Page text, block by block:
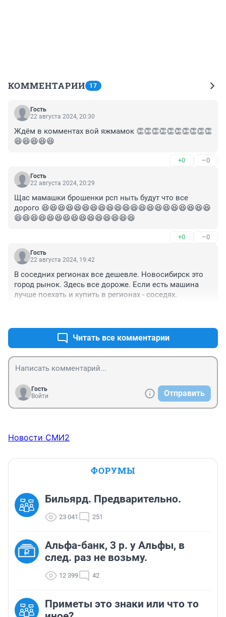
КОММЕНТАРИИ 17
Гость
22 августа 2024, 20:30
Ждём в комментах вой яжмамок 👏👏👏👏👏👏👏👏👏👏
😆😆😆😆😆
+0 –0
Гость
22 августа 2024, 20:29
Щас мамашки брошенки рсп ныть будут что все
дорого 😆😆😆😆😆😆😆😆😆😆😆😆😆😆😆😆😆😆😆😆😆
😆😆😆😆😆😆😆😆😆😆😆😆😆😆😆
+0 –0
Гость
22 августа 2024, 19:42
В соседних регионах все дешевле. Новосибирск это
город рынок. Здесь все дороже. Если есть машина
лучше поехать и купить в регионах - соседях.
Читать все комментарии
Гость
Войти
Отправить
Новости СМИ2
ФОРУМЫ
Бильярд. Предварительно.
23 041 251
Альфа-банк, 3 р. у Альфы, в
след. раз не возьму.
12 399 42
Приметы это знаки или что то